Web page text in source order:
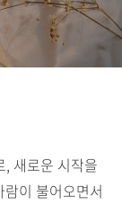
새로운 시작을
이 불어오면서